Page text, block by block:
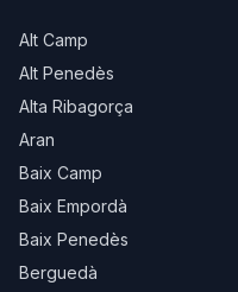
Alt Camp
Alt Penedès
Alta Ribagorça
Aran
Baix Camp
Baix Empordà
Baix Penedès
Berguedà